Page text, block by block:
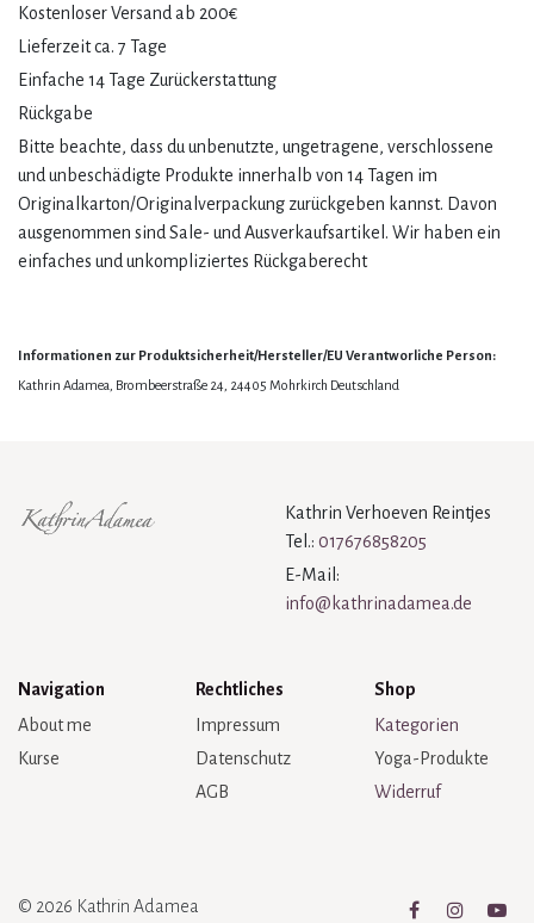
Kostenloser Versand ab 200€
Lieferzeit ca. 7 Tage
Einfache 14 Tage Zurückerstattung
Rückgabe
Bitte beachte, dass du unbenutzte, ungetragene, verschlossene
und unbeschädigte Produkte innerhalb von 14 Tagen im
Originalkarton/Originalverpackung zurückgeben kannst. Davon
ausgenommen sind Sale- und Ausverkaufsartikel. Wir haben ein
einfaches und unkompliziertes Rückgaberecht
Informationen zur Produktsicherheit/Hersteller/EU Verantworliche Person:
Kathrin Adamea, Brombeerstraße 24, 24405 Mohrkirch Deutschland
Kathrin Verhoeven Reintjes
Tel.: 017676858205
E-Mail:
info@kathrinadamea.de
Navigation
About me
Kurse
Rechtliches
Impressum
Datenschutz
AGB
Shop
Kategorien
Yoga-Produkte
Widerruf
© 2026 Kathrin Adamea